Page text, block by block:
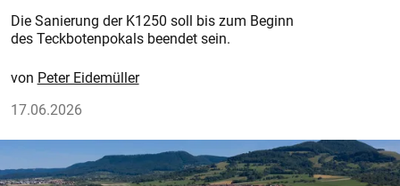
Die Sanierung der K1250 soll bis zum Beginn
des Teckbotenpokals beendet sein.
Peter Eidemüller
17.06.2026